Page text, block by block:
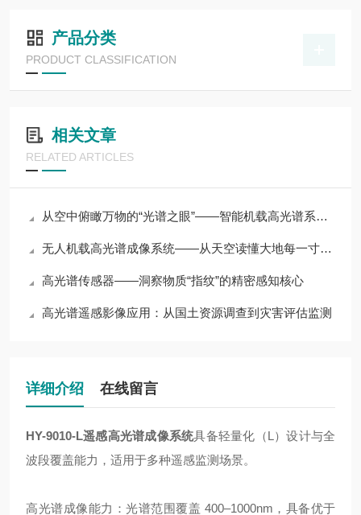
产品分类
PRODUCT CLASSIFICATION
相关文章
RELATED ARTICLES
从空中俯瞰万物的“光谱之眼”——智能机载高光谱系统技术解析
无人机载高光谱成像系统——从天空读懂大地每一寸物质的光谱密码
高光谱传感器——洞察物质“指纹”的精密感知核心
高光谱遥感影像应用：从国土资源调查到灾害评估监测
详细介绍 在线留言
HY-9010-L遥感高光谱成像系统具备轻量化（L）设计与全
波段覆盖能力，适用于多种遥感监测场景。
高光谱成像能力：光谱范围覆盖 400–1000nm，具备优于